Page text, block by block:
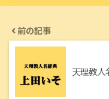
前の記事
天理教